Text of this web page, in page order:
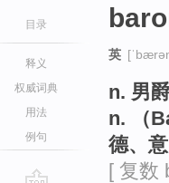
目录
释义
权威词典
用法
例句
英
n. 男
n. （
德、
[ 复数